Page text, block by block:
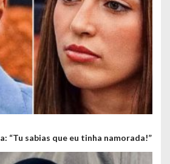
“Tu sabias que eu tinha namorada!”